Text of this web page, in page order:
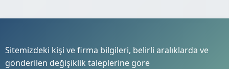
Sitemizdeki kişi ve firma bilgileri, belirli aralıklarda ve
gönderilen değişiklik taleplerine göre